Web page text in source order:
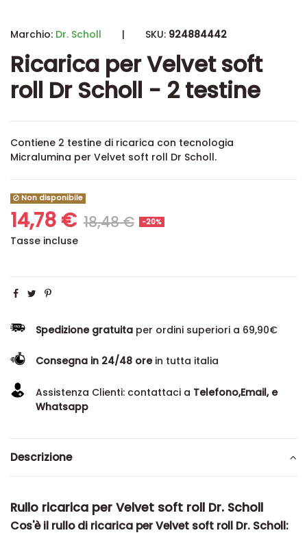
Marchio: Dr. Scholl | SKU: 924884442
Ricarica per Velvet soft
roll Dr Scholl - 2 testine
Contiene 2 testine di ricarica con tecnologia
Micralumina per Velvet soft roll Dr Scholl.
Non disponibile
14,78 € 18,48 € -20%
Tasse incluse
Spedizione gratuita per ordini superiori a 69,90€
Consegna in 24/48 orein tutta italia
Assistenza Clienti: contattaci a Telefono,Email, e
Whatsapp
Descrizione
Rullo ricarica per Velvet soft roll Dr. Scholl
Cos'è il rullo di ricarica per Velvet soft roll Dr. Scholl: